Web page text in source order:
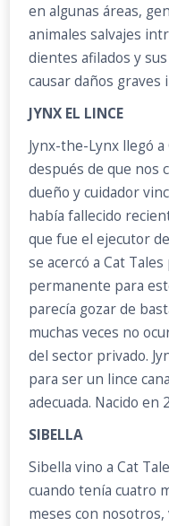
en algunas áreas,
animales salvajes
dientes afilados y
causar daños graves
JYNX EL LINCE
Jynx-the-Lynx llegó
después de que nos
dueño y cuidador
había fallecido
que fue el ejecutor
se acercó a Cat
permanente para
parecía gozar de
muchas veces no
del sector privado.
para ser un lince
adecuada. Nacido en
SIBELLA
Sibella vino a Cat
cuando tenía cuatro
meses con